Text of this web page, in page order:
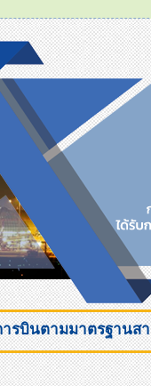
บินตามมาตรฐานสา